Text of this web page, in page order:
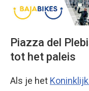
Piazza del
tot het paleis
Als je het